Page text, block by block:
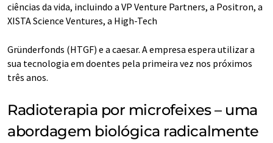
ciências da vida, incluindo a VP Venture Partners, a Positron, a
XISTA Science Ventures, a High-Tech
Gründerfonds (HTGF) e a caesar. A empresa espera utilizar a
sua tecnologia em doentes pela primeira vez nos próximos
três anos.
Radioterapia por microfeixes – uma
abordagem biológica radicalmente